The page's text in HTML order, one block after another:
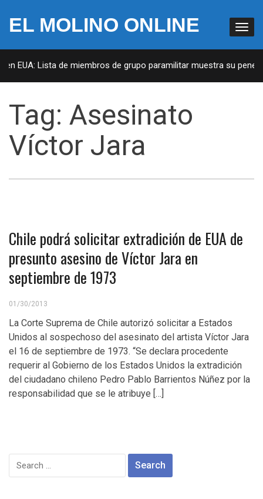
EL MOLINO ONLINE
EUA: Lista de miembros de grupo paramilitar muestra su
Tag: Asesinato
Víctor Jara
Chile podrá solicitar extradición de EUA de
presunto asesino de Víctor Jara en
septiembre de 1973
01/30/2013
La Corte Suprema de Chile autorizó solicitar a Estados
Unidos al sospechoso del asesinato del artista Víctor Jara
el 16 de septiembre de 1973. “Se declara procedente
requerir al Gobierno de los Estados Unidos la extradición
del ciudadano chileno Pedro Pablo Barrientos Núñez por la
responsabilidad que se le atribuye […]
Search
for: